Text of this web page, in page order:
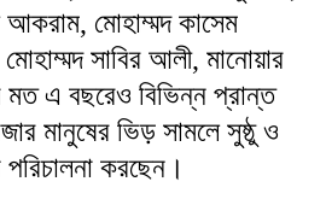
মোহাম্মদ কাসেম
সাবির আলী, মানোয়ার
মত এ বছরেও বিভিন্ন প্রান্ত
মানুষের ভিড় সামলে সুষ্ঠু ও
করছেন।